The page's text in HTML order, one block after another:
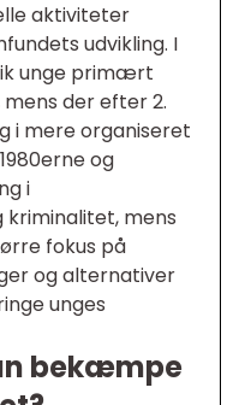
aktiviteter
udvikling. I
unge primært
der efter 2.
i mere organiseret
og
i
mens
fokus på
og alternativer
unges
bekæmpe